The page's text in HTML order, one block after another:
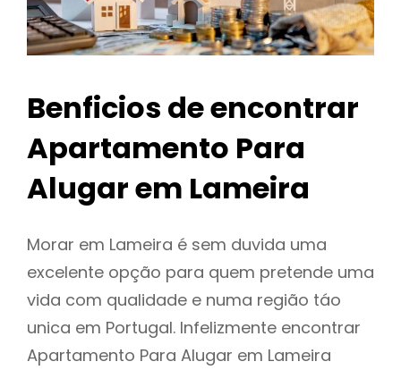
Benficios de encontrar
Apartamento Para
Alugar em Lameira
Morar em Lameira é sem duvida uma
excelente opção para quem pretende uma
vida com qualidade e numa região táo
unica em Portugal. Infelizmente encontrar
Apartamento Para Alugar em Lameira